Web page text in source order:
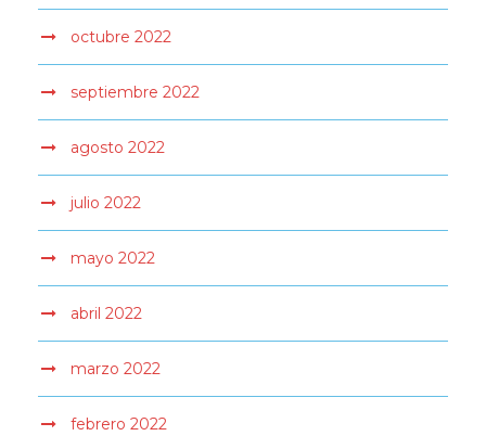
octubre 2022
septiembre 2022
agosto 2022
julio 2022
mayo 2022
abril 2022
marzo 2022
febrero 2022